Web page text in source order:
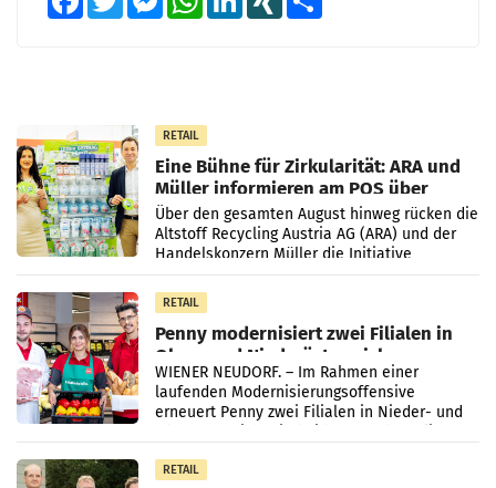
RETAIL
Eine Bühne für Zirkularität: ARA und
Müller informieren am POS über
Kreislauffähigkeit
Über den gesamten August hinweg rücken die
Altstoff Recycling Austria AG (ARA) und der
Handelskonzern Müller die Initiative
„Kreislauf-Helden“ in allen österreichischen
Müller-Filialen
RETAIL
Penny modernisiert zwei Filialen in
Ober- und Niederösterreich
WIENER NEUDORF. – Im Rahmen einer
laufenden Modernisierungsoffensive
erneuert Penny zwei Filialen in Nieder- und
RETAIL